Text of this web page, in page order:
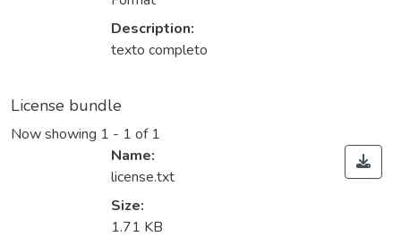
Description:
texto completo
License bundle
Now showing 1 - 1 of 1
Name:
license.txt
Size:
1.71 KB